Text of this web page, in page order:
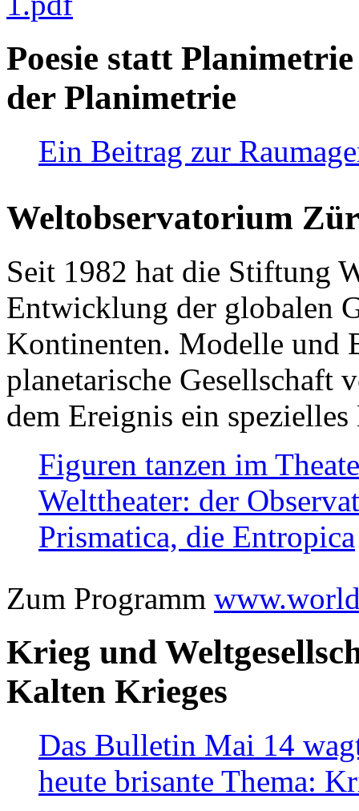
Poesie statt
der Planimetrie
Ein Beitrag zur
Weltobservatorium
Seit 1982 hat die Stiftung
Entwicklung der globalen
Kontinenten. Modelle und
planetarische Gesellschaft
dem Ereignis ein
Figuren tanzen im
Welttheater: der
Prismatica, die Entropica
Zum Programm
Krieg und
Kalten Krieges
Das Bulletin Mai 14
heute brisante Thema: